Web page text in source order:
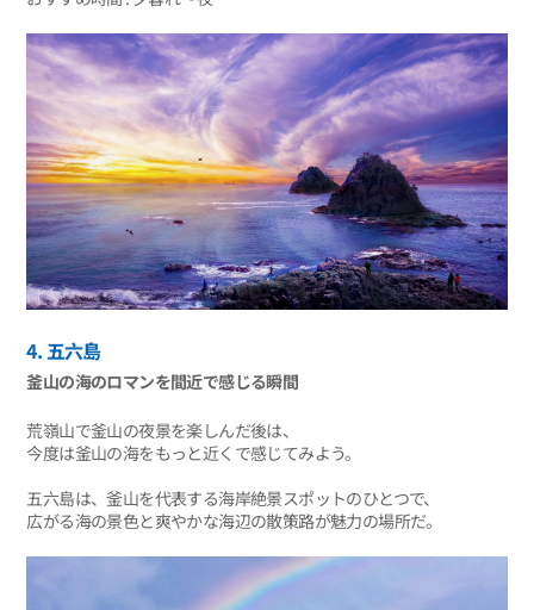
4. 五六島
釜山の海のロマンを間近で感じる瞬間
荒嶺山で釜山の夜景を楽しんだ後は、
今度は釜山の海をもっと近くで感じてみよう。
五六島は、釜山を代表する海岸絶景スポットのひとつで、
広がる海の景色と爽やかな海辺の散策路が魅力の場所だ。